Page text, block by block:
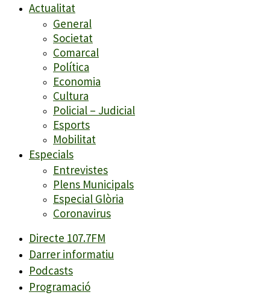
Actualitat
General
Societat
Comarcal
Política
Economia
Cultura
Policial – Judicial
Esports
Mobilitat
Especials
Entrevistes
Plens Municipals
Especial Glòria
Coronavirus
Directe 107.7FM
Darrer informatiu
Podcasts
Programació